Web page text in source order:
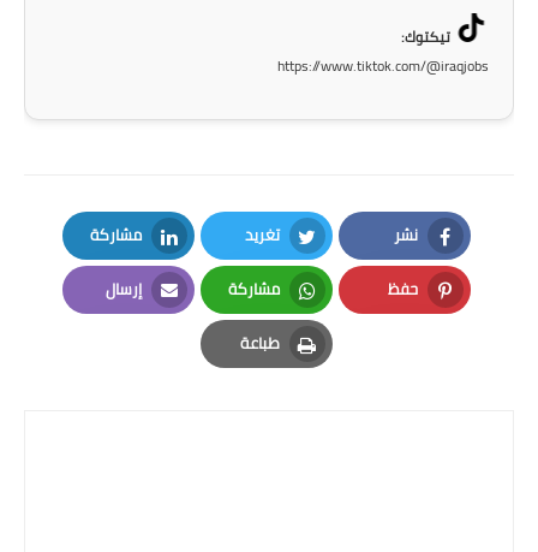
تيكتوك:
https://www.tiktok.com/@iraqjobs
نشر
Facebook
تغريد
Twitter
مشاركة
LinkedIn
حفظ
Pinterest
مشاركة
Whatsapp
إرسال
Email
طباعة
Print